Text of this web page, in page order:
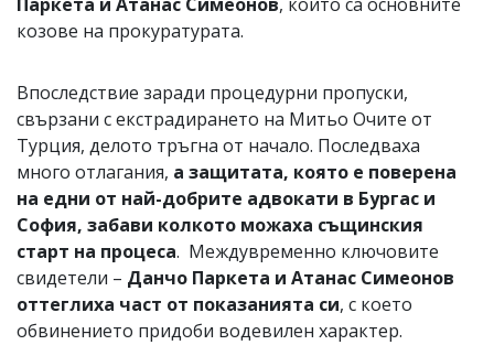
козове на прокуратурата.
Впоследствие заради процедурни пропуски,
свързани с екстрадирането на Митьо Очите от
Турция, делото тръгна от начало. Последваха
много отлагания, а защитата, която е поверена
на едни от най-добрите адвокати в Бургас и
София, забави колкото можаха същинския
старт на процеса. Междувременно ключовите
свидетели – Данчо Паркета и Атанас Симеонов
оттеглиха част от показанията си, с което
обвинението придоби водевилен характер.